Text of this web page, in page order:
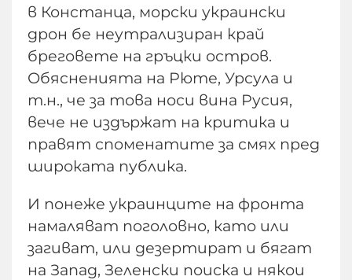
в Констанца, морски украински
дрон бе неутрализиран край
бреговете на гръцки остров.
Обясненията на Рюте, Урсула и
т.н., че за това носи вина Русия,
вече не издържат на критика и
правят споменатите за смях пред
широката публика.
И понеже украинците на фронта
намаляват поголовно, като или
загиват, или дезертират и бягат
на Запад, Зеленски поиска и някои